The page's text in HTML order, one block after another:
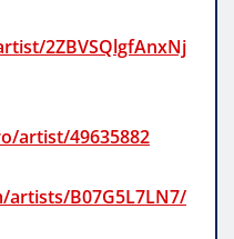
2ZBVSQlgfAnxNj
artist/49635882
B07G5L7LN7/